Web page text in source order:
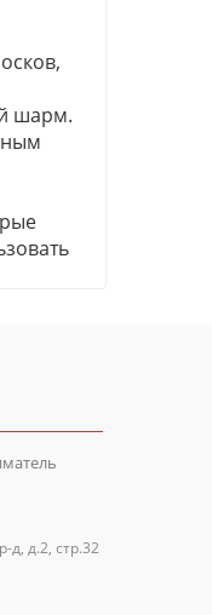
шарм.
д, д.2, стр.32